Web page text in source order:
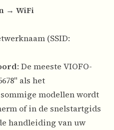
→ WiFi
(SSID:
: De meeste VIOFO-
als het
modellen wordt
of in de snelstartgids
handleiding van uw